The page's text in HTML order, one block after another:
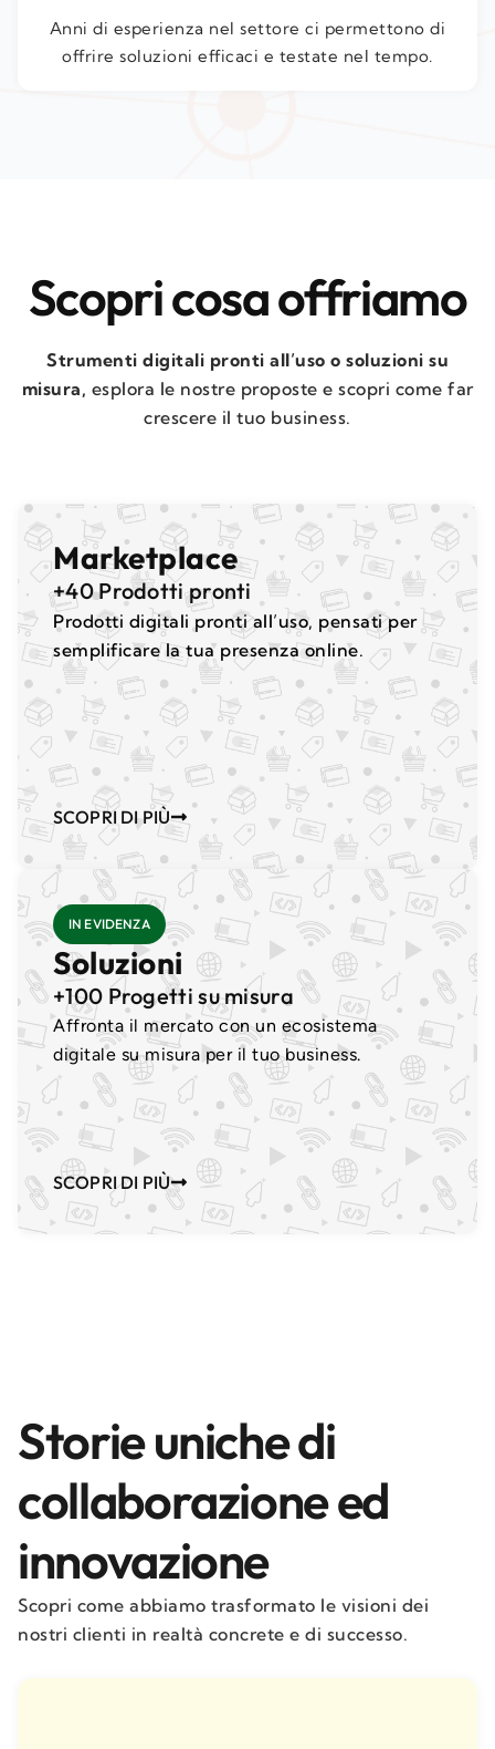
Anni di esperienza nel settore ci permettono di
offrire soluzioni efficaci e testate nel tempo.
Scopri cosa offriamo
Strumenti digitali pronti all’uso o soluzioni su
misura, esplora le nostre proposte e scopri come far
crescere il tuo business.
Marketplace
+40 Prodotti pronti
Prodotti digitali pronti all’uso, pensati per
semplificare la tua presenza online.
SCOPRI DI PIÙ
IN EVIDENZA
Soluzioni
+100 Progetti su misura
Affronta il mercato con un ecosistema
digitale su misura per il tuo business.
SCOPRI DI PIÙ
Storie uniche di
collaborazione ed
innovazione
Scopri come abbiamo trasformato le visioni dei
nostri clienti in realtà concrete e di successo.